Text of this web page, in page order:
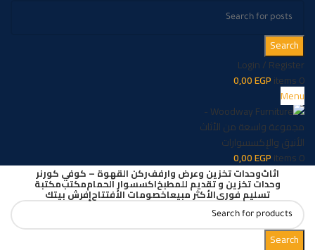
Search
Login / Register
0
items
0,00EGP
Menu
0
items
0,00EGP
اثاثوحدات تخزين وعرض وارففركن القهوة – كوفي كورنر
وحدات تخزين و تقديم للمطبخاكسسوار الحماممكتبمكتبة
تسليم فورىالأكثر مبيعاخصومات الأفتتاحإفرش بيتك
Search